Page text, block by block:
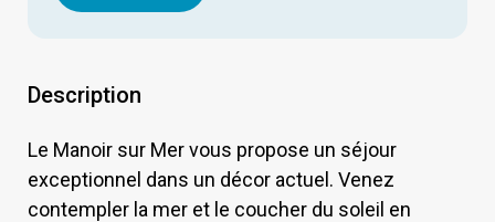
Description
Le Manoir sur Mer vous propose un séjour
exceptionnel dans un décor actuel. Venez
contempler la mer et le coucher du soleil en